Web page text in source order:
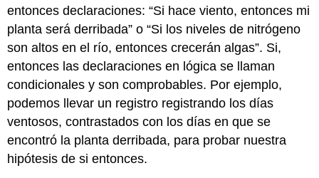
entonces declaraciones: “Si hace viento, entonces mi
planta será derribada” o “Si los niveles de nitrógeno
son altos en el río, entonces crecerán algas”. Si,
entonces las declaraciones en lógica se llaman
condicionales y son comprobables. Por ejemplo,
podemos llevar un registro registrando los días
ventosos, contrastados con los días en que se
encontró la planta derribada, para probar nuestra
hipótesis de si entonces.